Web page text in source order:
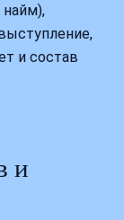
найм),
и состав
и